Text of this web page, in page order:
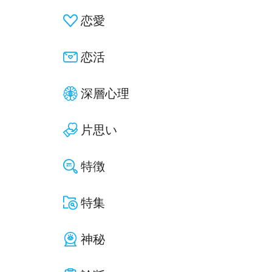
恋愛
恋活
深層心理
片思い
特徴
特集
神秘